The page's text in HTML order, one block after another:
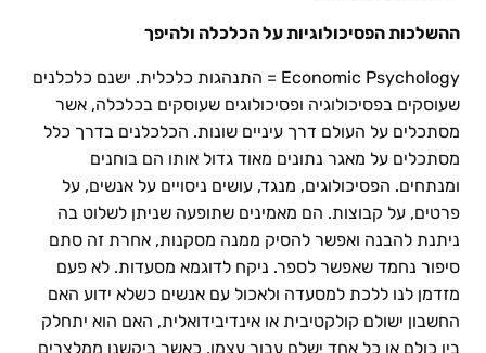
ההשלכות הפסיכולוגיות על הכלכלה ולהיפך
Economic Psychology = התנהגות כלכלית. ישנם כלכלנים
שעוסקים בפסיכולוגיה ופסיכולוגים שעוסקים בכלכלה, אשר
מסתכלים על העולם דרך עיניים שונות. הכלכלנים בדרך כלל
מסתכלים על מאגר נתונים מאוד גדול אותו הם בוחנים
ומנתחים. הפסיכולוגים, מנגד, עושים ניסויים על אנשים, על
פרטים, על קבוצות. הם מאמינים שתופעה שניתן לשלוט בה
ניתנת להבנה ואפשר להסיק ממנה מסקנות, אחרת זה סתם
סיפור נחמד שאפשר לספר. ניקח לדוגמא מסעדות. לא פעם
מזדמן לנו ללכת למסעדה ולאכול עם אנשים כשלא ידוע האם
החשבון ישולם קולקטיבית או אינדיבידואלית, האם הוא יתחלק
בין כולם או כל אחד ישלם עבור עצמו. כאשר ביקשנו ממלצרים